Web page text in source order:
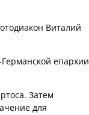
Виталий
епархии
Затем
для